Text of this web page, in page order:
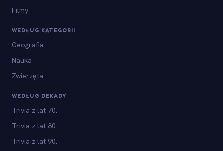
Filmy
WEDŁUG KATEGORII
Geografia
Nauka
Zwierzęta
WEDŁUG DEKADY
Trivia z lat 70.
Trivia z lat 80.
Trivia z lat 90.